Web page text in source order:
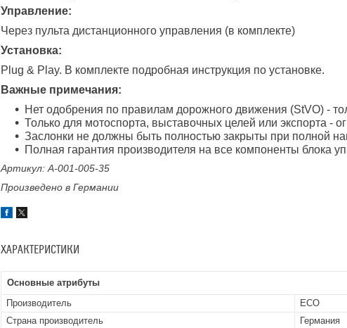
Управление:
Через пульта дистанционного управления (в комплекте)
Установка:
Plug & Play. В комплекте подробная инструкция по установке.
Важные примечания:
Нет одобрения по правилам дорожного движения (StVO) -
Только для мотоспорта, выставочных целей или экспорта -
Заслонки не должны быть полностью закрыты при полной
Полная гарантия производителя на все компоненты блока
Артикул: A-001-005-35
Произведено в Германии
ХАРАКТЕРИСТИКИ
Основные атрибуты
Производитель
ECO
Страна производитель
Германия